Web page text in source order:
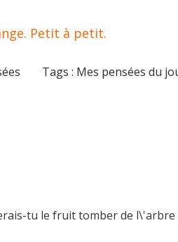
Petit à petit.
Tags : Mes pensées du
tu le fruit tomber de l\'arbre